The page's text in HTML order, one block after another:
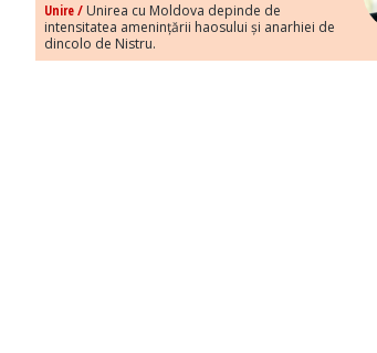
Unire / Unirea cu Moldova depinde de
intensitatea amenințării haosului și anarhiei de
dincolo de Nistru.